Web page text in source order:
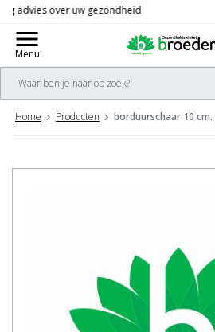
check Gratis
menu
Menu
Home Producten borduurschaar 10 cm.